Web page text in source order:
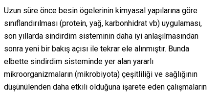
Uzun süre önce besin ögelerinin kimyasal yapılarına göre
sınıflandırılması (protein, yağ, karbonhidrat vb) uygulaması,
son yıllarda sindirdim sisteminin daha iyi anlaşılmasından
sonra yeni bir bakış açısı ile tekrar ele alınmıştır. Bunda
elbette sindirdim sisteminde yer alan yararlı
mikroorganizmaların (mikrobiyota) çeşitliliği ve sağlığının
düşünülenden daha etkili olduğuna işarete eden çalışmaların